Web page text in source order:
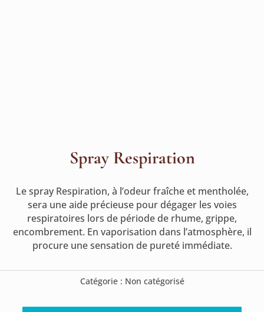
Spray Respiration
Le spray Respiration, à l’odeur fraîche et mentholée,
sera une aide précieuse pour dégager les voies
respiratoires lors de période de rhume, grippe,
encombrement. En vaporisation dans l’atmosphère, il
procure une sensation de pureté immédiate.
Catégorie : Non catégorisé